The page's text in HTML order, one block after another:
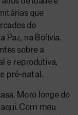
que
do
Paz, na Bolívia.
sobre a
e reprodutiva,
pré-natal.
Moro longe do
Com meu